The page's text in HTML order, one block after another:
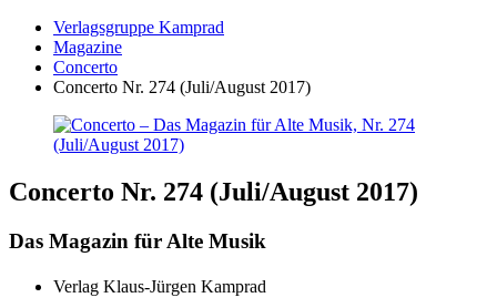
Verlagsgruppe Kamprad
Magazine
Concerto
Concerto Nr. 274 (Juli/August 2017)
Concerto Nr. 274 (Juli/August 2017)
Das Magazin für Alte Musik
Verlag Klaus-Jürgen Kamprad